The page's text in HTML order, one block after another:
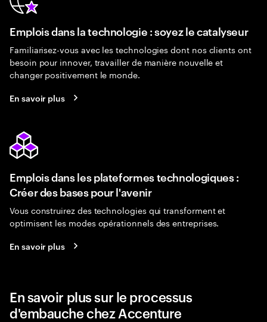
Emplois dans la technologie : soyez le catalyseur
Familiarisez-vous avec les technologies dont nos clients ont
besoin pour innover, travailler de manière nouvelle et
changer positivement le monde.
En savoir plus
Emplois dans les plateformes technologiques :
Créer des bases pour l'avenir
Vous construirez des technologies qui transforment et
optimisent les modes opérationnels des entreprises.
En savoir plus
En savoir plus sur le processus
d'embauche chez Accenture